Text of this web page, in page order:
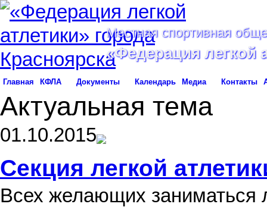
Местная спортивная
«Федерация легкой
Главная КФЛА Документы Календарь Медиа Контакты
Актуальная тема
01.10.2015
Секция легкой
Всех желающих заниматься